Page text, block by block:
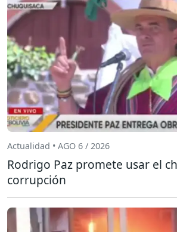
Actualidad • AGO 6 / 2026
Rodrigo Paz promete usar el
corrupción